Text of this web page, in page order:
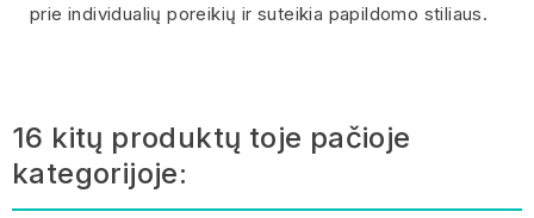
prie individualių poreikių ir suteikia papildomo stiliaus.
16 kitų produktų toje pačioje
kategorijoje: